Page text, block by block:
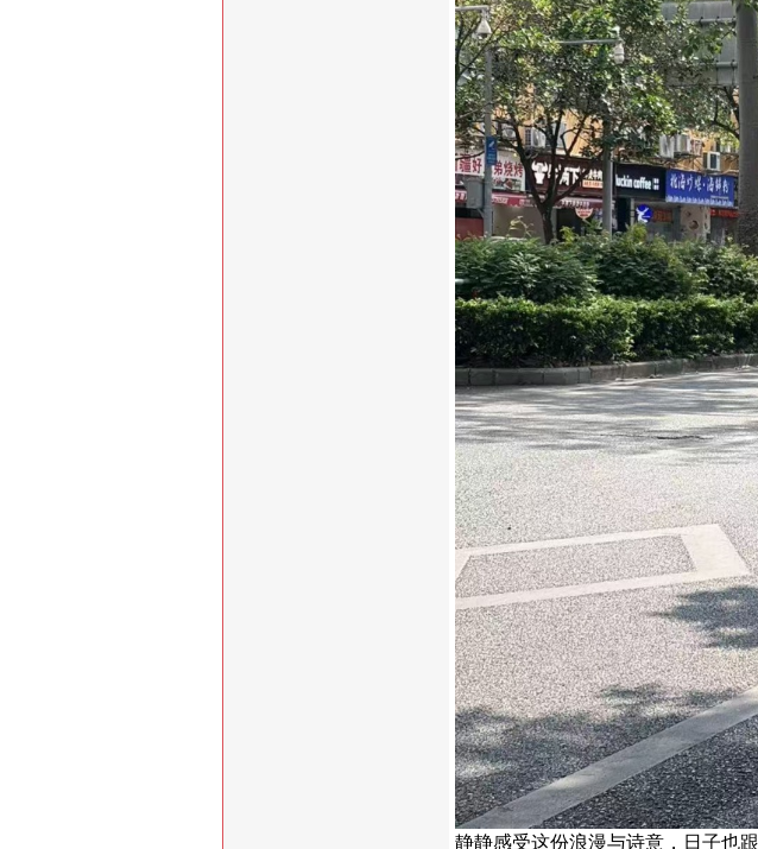
静静感受这份浪漫与诗意，日子也